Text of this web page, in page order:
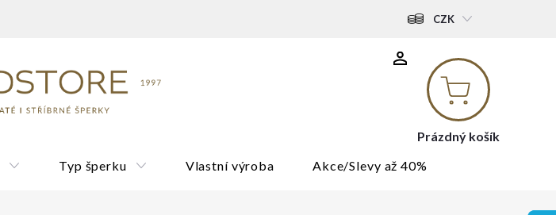
CZK
Nákupní
košík
Prázdný košík
Typ šperku Vlastní výroba Akce/Slevy až 40%